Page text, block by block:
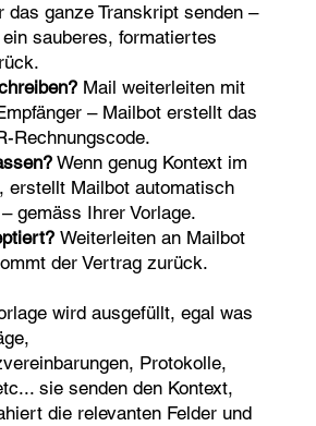
das ganze Transkript senden –
sauberes, formatiertes
Mail weiterleiten mit
– Mailbot erstellt das
Rechnungscode.
Wenn genug Kontext im
erstellt Mailbot automatisch
gemäss Ihrer Vorlage.
Weiterleiten an Mailbot
der Vertrag zurück.
wird ausgefüllt, egal was
Protokolle,
sie senden den Kontext,
die relevanten Felder und